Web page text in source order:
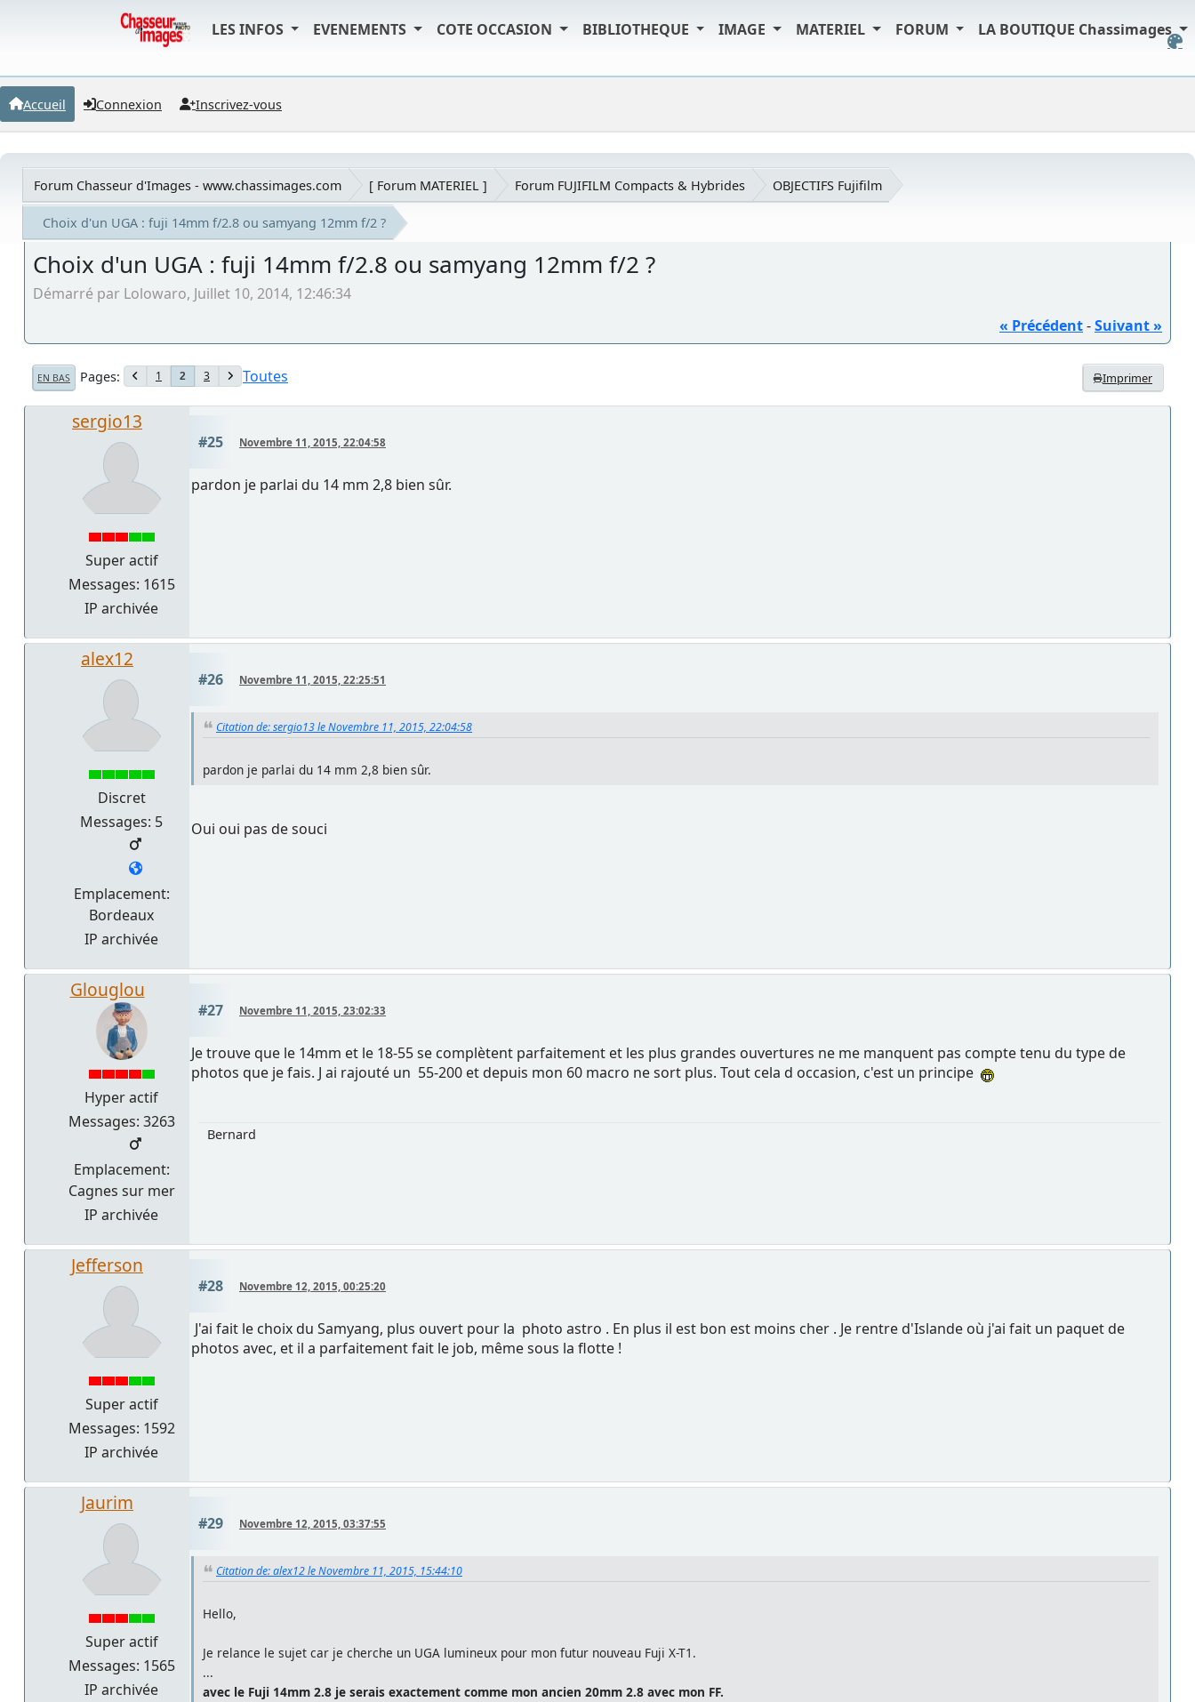
LES INFOS EVENEMENTS COTE OCCASION BIBLIOTHEQUE IMAGE MATERIEL FORUM LA BOUTIQUE Chassimages
Accueil Connexion Inscrivez-vous
Forum Chasseur d'Images - www.chassimages.com [ Forum MATERIEL ] Forum FUJIFILM Compacts & Hybrides OBJECTIFS Fujifilm
Choix d'un UGA : fuji 14mm f/2.8 ou samyang 12mm f/2 ?
Choix d'un UGA : fuji 14mm f/2.8 ou samyang 12mm f/2 ?
Démarré par Lolowaro, Juillet 10, 2014, 12:46:34
« Précédent-Suivant »
Imprimer
EN BAS Pages 1 2 3 Toutes
sergio13
Super actif
Messages: 1615
IP archivée
#25 Novembre 11, 2015, 22:04:58
pardon je parlai du 14 mm 2,8 bien sûr.
alex12
Discret
Messages: 5
Emplacement:
Bordeaux
IP archivée
#26 Novembre 11, 2015, 22:25:51
Citation de: sergio13 le Novembre 11, 2015, 22:04:58
pardon je parlai du 14 mm 2,8 bien sûr.
Oui oui pas de souci
Glouglou
Hyper actif
Messages: 3263
Emplacement:
Cagnes sur mer
IP archivée
#27 Novembre 11, 2015, 23:02:33
Je trouve que le 14mm et le 18-55 se complètent parfaitement et les plus grandes ouvertures ne me manquent pas compte tenu du type de
photos que je fais. J ai rajouté un 55-200 et depuis mon 60 macro ne sort plus. Tout cela d occasion, c'est un principe
Bernard
Jefferson
Super actif
Messages: 1592
IP archivée
#28 Novembre 12, 2015, 00:25:20
J'ai fait le choix du Samyang, plus ouvert pour la photo astro . En plus il est bon est moins cher . Je rentre d'Islande où j'ai fait un paquet de
photos avec, et il a parfaitement fait le job, même sous la flotte !
Jaurim
Super actif
Messages: 1565
IP archivée
#29 Novembre 12, 2015, 03:37:55
Citation de: alex12 le Novembre 11, 2015, 15:44:10
Hello,
Je relance le sujet car je cherche un UGA lumineux pour mon futur nouveau Fuji X-T1.
...
avec le Fuji 14mm 2.8 je serais exactement comme mon ancien 20mm 2.8 avec mon FF.